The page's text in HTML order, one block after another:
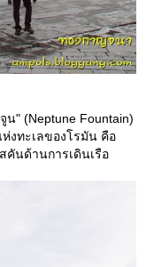
" (Neptune Fountain)
งทะเลของโรมัน คือ
คันด้านการเดินเรือ